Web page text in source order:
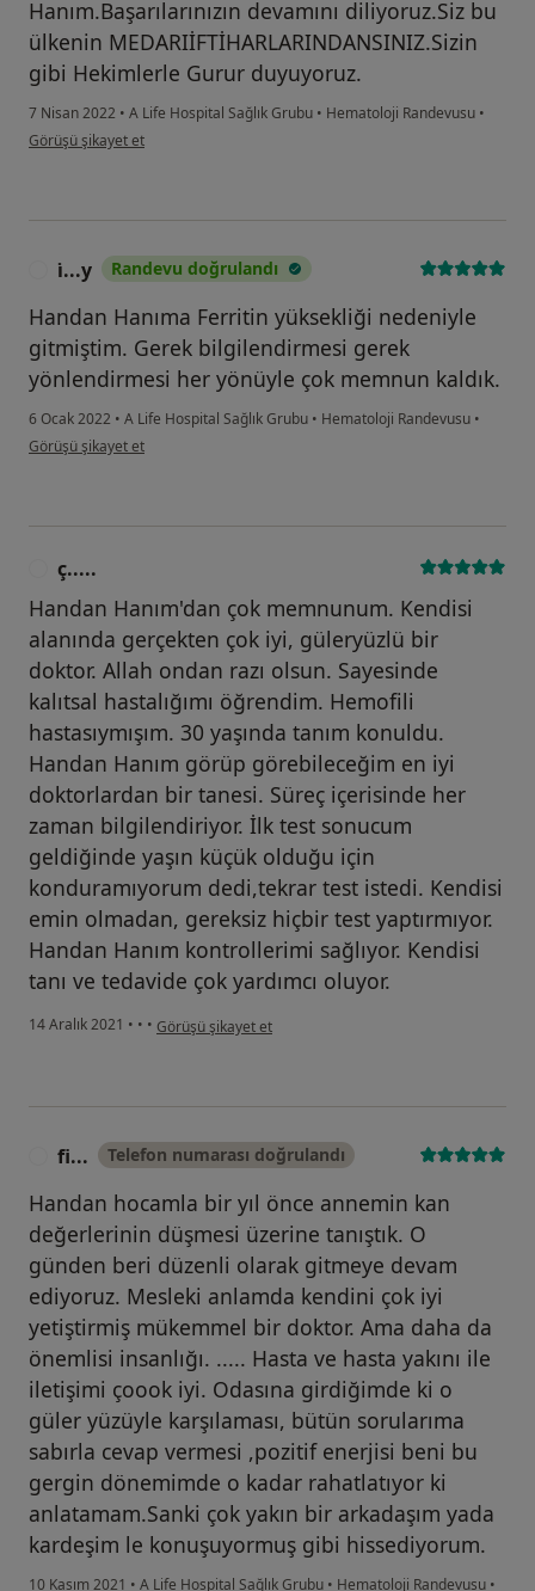
Hanım.Başarılarınızın devamını diliyoruz.Siz bu
ülkenin MEDARIİFTİHARLARINDANSINIZ.Sizin
gibi Hekimlerle Gurur duyuyoruz.
7 Nisan 2022 • A Life Hospital Sağlık Grubu • Hematoloji Randevusu •
kullanıcının görüşüne göre se...a
Görüşü şikayet et
i̇...y Randevu doğrulandı
Handan Hanıma Ferritin yüksekliği nedeniyle
gitmiştim. Gerek bilgilendirmesi gerek
yönlendirmesi her yönüyle çok memnun kaldık.
6 Ocak 2022 • A Life Hospital Sağlık Grubu • Hematoloji Randevusu •
kullanıcının görüşüne göre i̇...y
Görüşü şikayet et
ç.....
Handan Hanım'dan çok memnunum. Kendisi
alanında gerçekten çok iyi, güleryüzlü bir
doktor. Allah ondan razı olsun. Sayesinde
kalıtsal hastalığımı öğrendim. Hemofili
hastasıymışım. 30 yaşında tanım konuldu.
Handan Hanım görüp görebileceğim en iyi
doktorlardan bir tanesi. Süreç içerisinde her
zaman bilgilendiriyor. İlk test sonucum
geldiğinde yaşın küçük olduğu için
konduramıyorum dedi,tekrar test istedi. Kendisi
emin olmadan, gereksiz hiçbir test yaptırmıyor.
Handan Hanım kontrollerimi sağlıyor. Kendisi
tanı ve tedavide çok yardımcı oluyor.
14 Aralık 2021 • • • kullanıcının görüşüne göre ç.....
Görüşü şikayet et
fi... Telefon numarası doğrulandı
Handan hocamla bir yıl önce annemin kan
değerlerinin düşmesi üzerine tanıştık. O
günden beri düzenli olarak gitmeye devam
ediyoruz. Mesleki anlamda kendini çok iyi
yetiştirmiş mükemmel bir doktor. Ama daha da
önemlisi insanlığı. ..... Hasta ve hasta yakını ile
iletişimi çoook iyi. Odasına girdiğimde ki o
güler yüzüyle karşılaması, bütün sorularıma
sabırla cevap vermesi ,pozitif enerjisi beni bu
gergin dönemimde o kadar rahatlatıyor ki
anlatamam.Sanki çok yakın bir arkadaşım yada
kardeşim le konuşuyormuş gibi hissediyorum.
10 Kasım 2021 • A Life Hospital Sağlık Grubu • Hematoloji Randevusu •